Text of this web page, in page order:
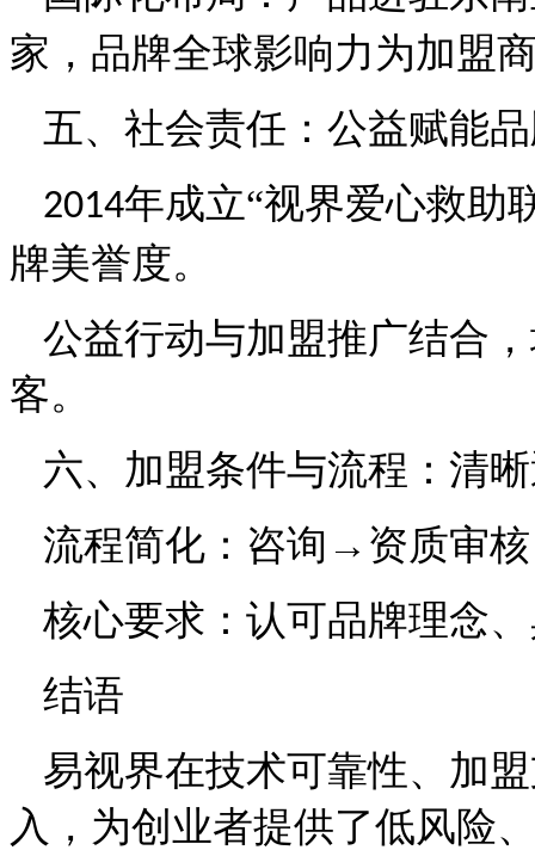
家，品牌全球影响力为加盟
五、社会责任：公益赋能
2014年成立“视界爱心救助
牌美誉度。
公益行动与加盟推广结合
客。
六、加盟条件与流程：清
流程简化：咨询 →资质审
核心要求：认可品牌理念
结语
易视界在技术可靠性、加
入，为创业者提供了低风险